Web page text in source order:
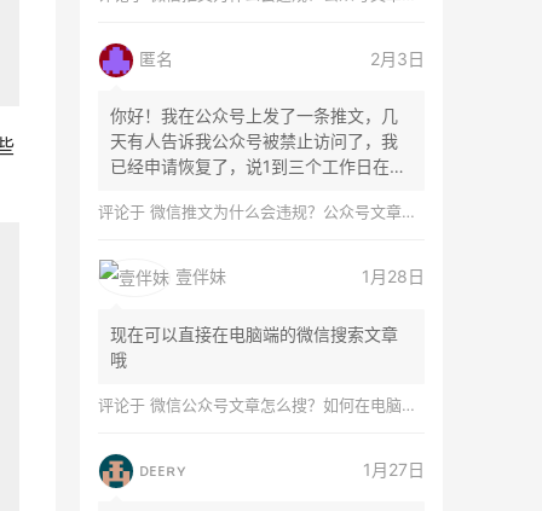
匿名 2月3日
你好！我在公众号上发了一条推文，几
天有人告诉我公众号被禁止访问了，我
已经申请恢复了，说1到三个工作日在微
评论于 微信推文为什么会违规？公众号文章怎么检测是否违规？
壹伴妹 1月28日
现在可以直接在电脑端的微信搜索文章
哦
评论于 微信公众号文章怎么搜？如何在电脑上搜索公众号文章？
ᴅᴇᴇʀʏ 1月27日